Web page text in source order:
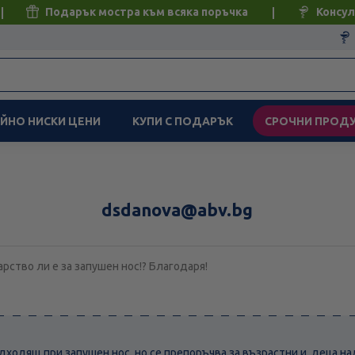
Подарък мостра към всяка поръчка
НИСКИ ЦЕНИ КУПИ С ПОДАРЪК СРОЧНИ
dsdanova@abv.bg
ли е за запушен нос!? Благодаря!